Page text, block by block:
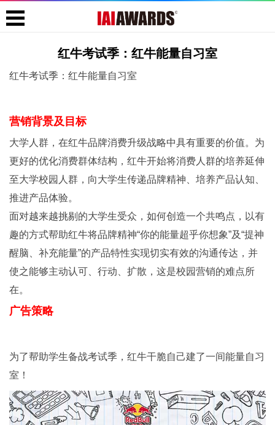
红牛考试季：红牛能量自习室
红牛考试季：红牛能量自习室
营销背景及目标
大学人群，在红牛品牌消费升级战略中具有重要的价值。为
更好的优化消费群体结构，红牛开始将消费人群的培养延伸
至大学校园人群，向大学生传递品牌精神、培养产品认知、
推进产品体验。
面对越来越挑剔的大学生受众，如何创造一个共鸣点，以有
趣的方式帮助红牛将品牌精神“你的能量超乎你想象”及“提神
醒脑、补充能量”的产品特性实现切实有效的沟通传达，并
使之能够主动认可、行动、扩散，这是校园营销的难点所
在。
广告策略
为了帮助学生备战考试季，红牛干脆自己建了一间能量自习
室！